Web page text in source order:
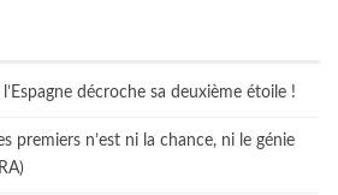
décroche sa deuxième étoile !
premiers n’est ni la chance, ni le génie